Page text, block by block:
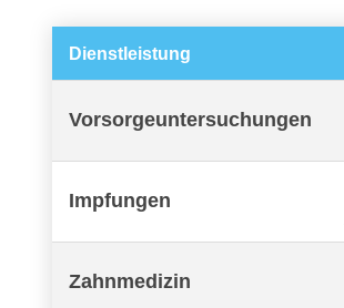
Dienstleistung
Vorsorgeuntersuchungen
Impfungen
Zahnmedizin